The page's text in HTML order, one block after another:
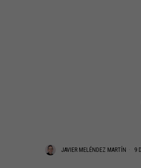
JAVIER MELÉNDEZ MARTÍN 9